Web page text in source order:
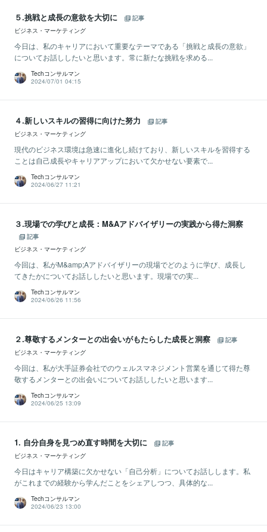
５.挑戦と成長の意欲を大切に
記事
ビジネス・マーケティング
今日は、私のキャリアにおいて重要なテーマである「挑戦と成長の意欲」
についてお話ししたいと思います。常に新たな挑戦を求める...
Techコンサルマン
2024/07/01 04:15
４.新しいスキルの習得に向けた努力
記事
ビジネス・マーケティング
現代のビジネス環境は急速に進化し続けており、新しいスキルを習得する
ことは自己成長やキャリアアップにおいて欠かせない要素で...
Techコンサルマン
2024/06/27 11:21
３.現場での学びと成長：M&Aアドバイザリーの実践から得た洞察
記事
ビジネス・マーケティング
今回は、私がM&amp;Aアドバイザリーの現場でどのように学び、成長し
てきたかについてお話ししたいと思います。現場での実...
Techコンサルマン
2024/06/26 11:56
２.尊敬するメンターとの出会いがもたらした成長と洞察
記事
ビジネス・マーケティング
今回は、私が大手証券会社でのウェルスマネジメント営業を通じて得た尊
敬するメンターとの出会いについてお話ししたいと思います...
Techコンサルマン
2024/06/25 13:09
1. 自分自身を見つめ直す時間を大切に
記事
ビジネス・マーケティング
今日はキャリア構築に欠かせない「自己分析」についてお話しします。私
がこれまでの経験から学んだことをシェアしつつ、具体的な...
Techコンサルマン
2024/06/23 13:00